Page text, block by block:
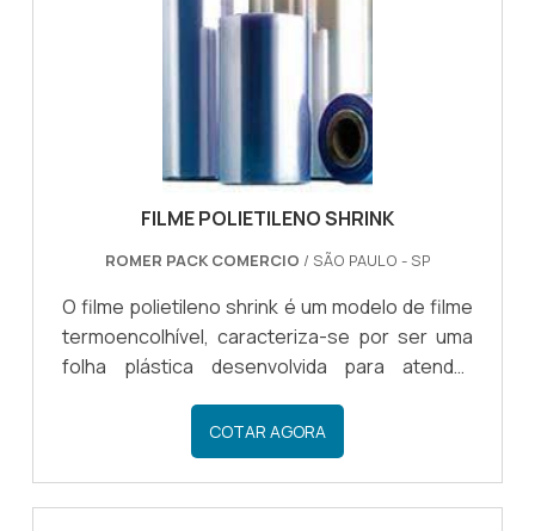
tipos de alimentos que precisam estar
embalados para transporte, evitando
FILME POLIETILENO SHRINK
ROMER PACK COMERCIO / SÃO PAULO - SP
O filme polietileno shrink é um modelo de filme
termoencolhível, caracteriza-se por ser uma
folha plástica desenvolvida para atender
mercadorias diversas.mais informações sobre
o filme shrinkMesmo contraído na presença de
altas ondas de calor, o filme não derrete, por
isso, não gruda ao produto empacotado.Ideal
COTAR AGORA